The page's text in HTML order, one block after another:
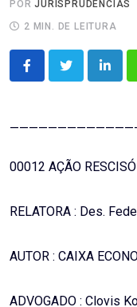
PORJURISPRUDÊNCIAS
2 MIN. DE LEITURA
00012 AÇÃO
RELATORA : Des.
AUTOR : CAIXA
ADVOGADO : Clovis